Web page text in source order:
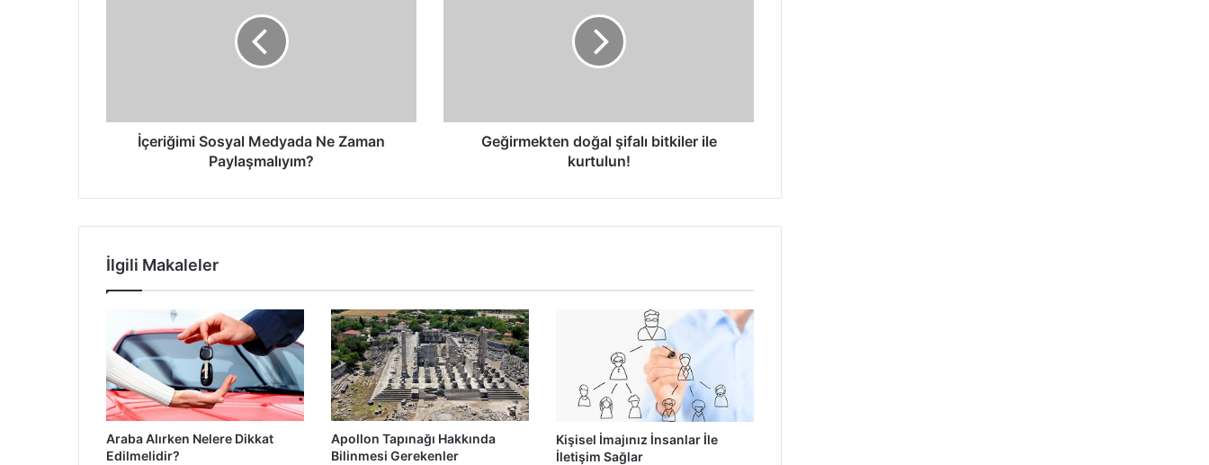
İçeriğimi Sosyal Medyada Ne Zaman
Paylaşmalıyım?
Geğirmekten doğal şifalı bitkiler ile
kurtulun!
İlgili Makaleler
Araba Alırken Nelere Dikkat
Edilmelidir?
Apollon Tapınağı Hakkında
Bilinmesi Gerekenler
Kişisel İmajınız İnsanlar İle
İletişim Sağlar